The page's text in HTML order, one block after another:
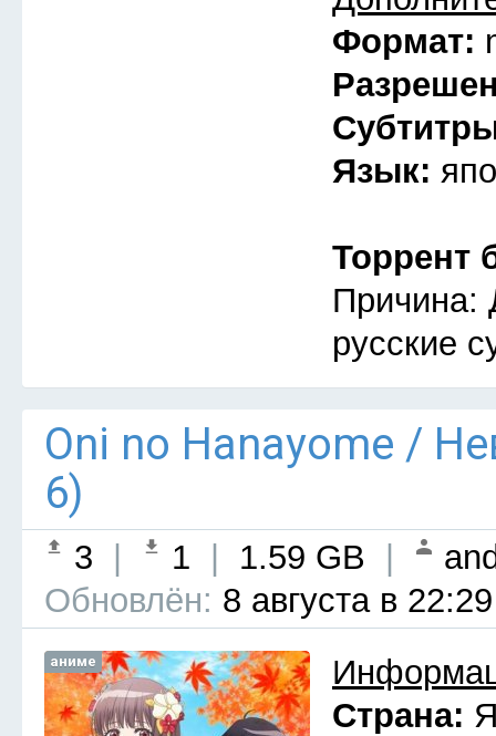
Формат:
Язык:
Торрент
Причина:
русские
Oni no Hanayome /
6)
3 1 1.59 GB
Обновлён: 8 августа в 22:29
аниме
Страна: